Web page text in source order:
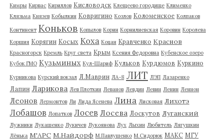
Кимры Кирвас Кириллов Кисловодск Клещеево городище Клименко
Клязьма Князев Кобылкин Ковригино Козлов Коломенское Колпаков
Континент Коньков Копылов Корин Корнилиевская Коровин Королева
Коршия Корягин Косых Коха Коцан Кравченко Краснов
Красногорск Кремль Круг света Крым Ксения Федоровна Кубенское озеро
Кубок ГМО Кузьминых Кул-Шариф Кульков Курдюмов Куркино
Курникова Курский вокзал Л.Маврин ЛА-8 ЛИТ ЛЭП Лазаренко
Лапин Ларикова Лев Плоткин Леванов Левдин Левин Ленин Леннон
Леонов Лермонтов Ли Лида Ясенева Лина Лисковая Лихотэ
Лобашов Лопатков Лосев Лосева Лоскутов Луганский
Лужники Лукашенко Лукичев Лукоянова Лух Лыхин Любитель Лягушкин
Лёнька М'АРС М.Найдорф М.Павлушенко М.Сидорюк МАКС МГУ